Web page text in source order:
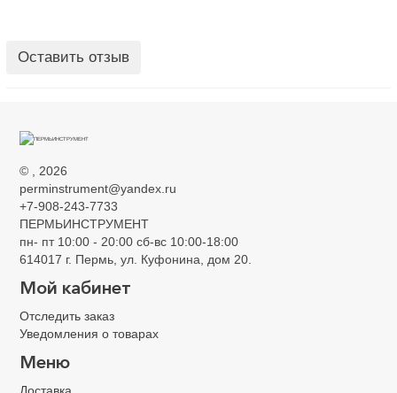
Оставить отзыв
©
, 2026
perminstrument@yandex.ru
+7-908-243-7733
ПЕРМЬИНСТРУМЕНТ
пн- пт 10:00 - 20:00 сб-вс 10:00-18:00
614017 г. Пермь, ул. Куфонина, дом 20.
Мой кабинет
Отследить заказ
Уведомления о товарах
Меню